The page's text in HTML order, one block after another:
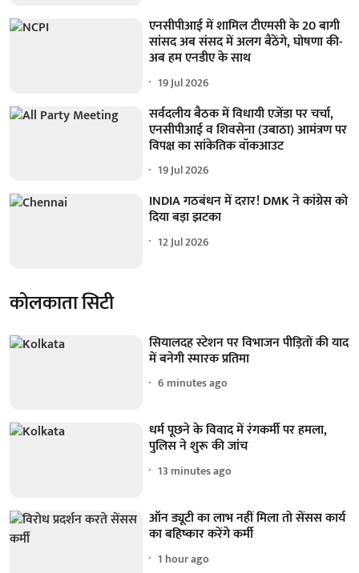
एनसीपीआई में शामिल टीएमसी के 20 बागी
सांसद अब संसद में अलग बैठेंगे, घोषणा की-
अब हम एनडीए के साथ
19 Jul 2026
सर्वदलीय बैठक में विधायी एजेंडा पर चर्चा,
एनसीपीआई व शिवसेना (उबाठा) आमंत्रण पर
विपक्ष का सांकेतिक वॉकआउट
19 Jul 2026
INDIA गठबंधन में दरार! DMK ने कांग्रेस को
दिया बड़ा झटका
12 Jul 2026
कोलकाता सिटी
सियालदह स्टेशन पर विभाजन पीड़ितों की याद
में बनेगी स्मारक प्रतिमा
6 minutes ago
धर्म पूछने के विवाद में रंगकर्मी पर हमला,
पुलिस ने शुरू की जांच
13 minutes ago
ऑन ड्यूटी का लाभ नहीं मिला तो सेंसस कार्य
का बहिष्कार करेंगे कर्मी
1 hour ago